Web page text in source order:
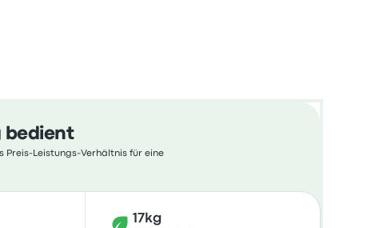
bedient
Preis-Leistungs-Verhältnis für eine
17kg